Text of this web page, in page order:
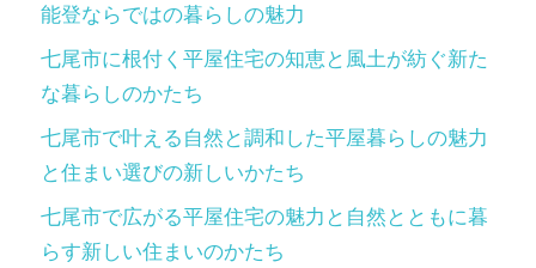
能登ならではの暮らしの魅力
七尾市に根付く平屋住宅の知恵と風土が紡ぐ新た
な暮らしのかたち
七尾市で叶える自然と調和した平屋暮らしの魅力
と住まい選びの新しいかたち
七尾市で広がる平屋住宅の魅力と自然とともに暮
らす新しい住まいのかたち